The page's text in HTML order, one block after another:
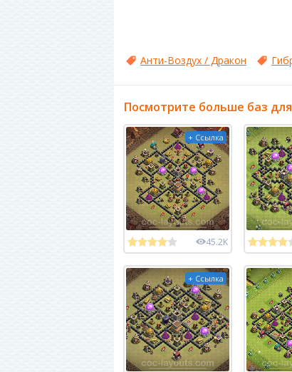
Анти-Воздух / Дракон
Посмотрите больше баз
+ Ссылка
45.2K
+ Ссылка